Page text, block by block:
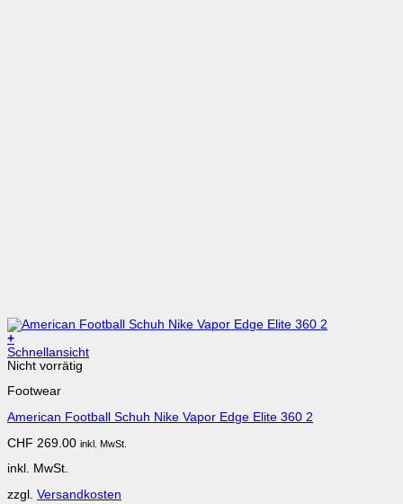
+
Dieses
Produkt
mehrere
auf.
Optionen
auf
Produktseite
Schnellansicht
Nicht vorrätig
Footwear
American Football Schuh Nike Vapor Edge Elite 360 2
CHF 269.00 inkl. MwSt.
inkl. MwSt.
zzgl. Versandkosten